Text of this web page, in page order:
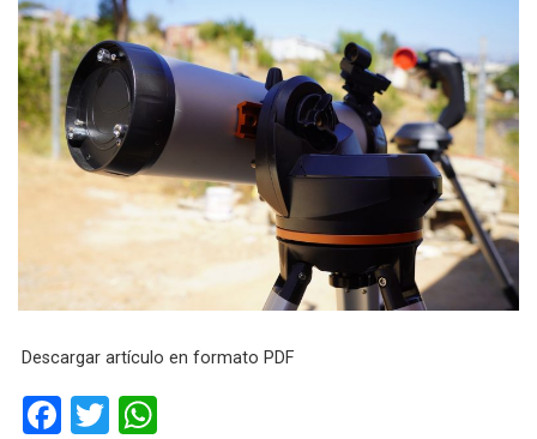
Descargar artículo en formato PDF
F
T